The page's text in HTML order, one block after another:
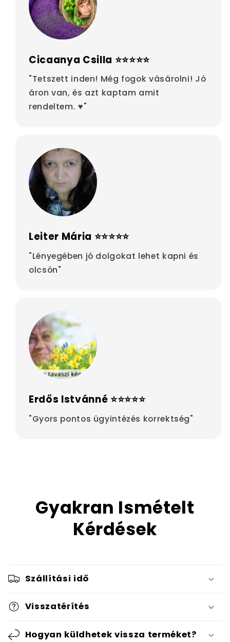
Cicaanya Csilla ⭐⭐⭐⭐⭐
"Tetszett inden! Még fogok vásárolni! Jó
áron van, és azt kaptam amit
rendeltem. ♥"
Leiter Mária ⭐⭐⭐⭐⭐
"Lényegében jó dolgokat lehet kapni és
olcsón"
Erdős Istvánné ⭐⭐⭐⭐⭐
"Gyors pontos ügyintézés korrektség"
Gyakran Ismételt
Kérdések
Szállítási idő
Visszatérítés
Hogyan küldhetek vissza terméket?